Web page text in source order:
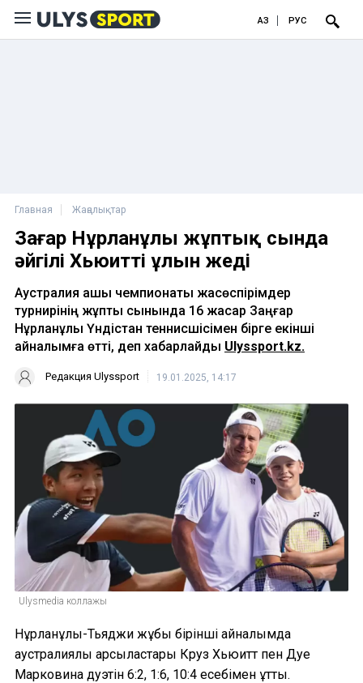
ҚАЗ РУС
Главная Жаңалықтар
Заңғар Нұрланұлы жұптық сында
әйгілі Хьюиттің ұлын жеңді
Аустралия ашық чемпионаты жасөспірімдер
турнирінің жұптық сынында 16 жасар Заңғар
Нұрланұлы Үндістан теннисшісімен бірге екінші
айналымға өтті, деп хабарлайды Ulyssport.kz.
Редакция Ulyssport 19.01.2025, 14:17
Ulysmedia коллажы
Нұрланұлы-Тьяджи жұбы бірінші айналымда
аустралиялық қарсыластары Круз Хьюитт пен Дуе
Марковина дуэтін 6:2, 1:6, 10:4 есебімен ұтты.